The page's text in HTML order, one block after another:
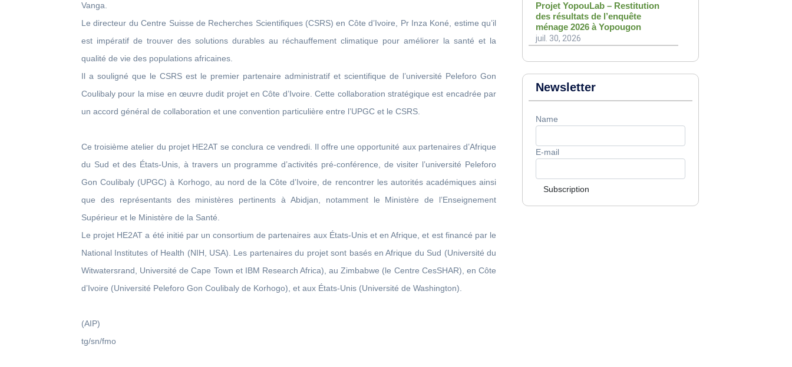
Vanga.
Le directeur du Centre Suisse de Recherches Scientifiques (CSRS) en Côte d’Ivoire, Pr Inza Koné, estime qu’il
est impératif de trouver des solutions durables au réchauffement climatique pour améliorer la santé et la
qualité de vie des populations africaines.
Il a souligné que le CSRS est le premier partenaire administratif et scientifique de l’université Peleforo Gon
Coulibaly pour la mise en œuvre dudit projet en Côte d’Ivoire. Cette collaboration stratégique est encadrée par
un accord général de collaboration et une convention particulière entre l’UPGC et le CSRS.
Ce troisième atelier du projet HE2AT se conclura ce vendredi. Il offre une opportunité aux partenaires d’Afrique
du Sud et des États-Unis, à travers un programme d’activités pré-conférence, de visiter l’université Peleforo
Gon Coulibaly (UPGC) à Korhogo, au nord de la Côte d’Ivoire, de rencontrer les autorités académiques ainsi
que des représentants des ministères pertinents à Abidjan, notamment le Ministère de l’Enseignement
Supérieur et le Ministère de la Santé.
Le projet HE2AT a été initié par un consortium de partenaires aux États-Unis et en Afrique, et est financé par le
National Institutes of Health (NIH, USA). Les partenaires du projet sont basés en Afrique du Sud (Université du
Witwatersrand, Université de Cape Town et IBM Research Africa), au Zimbabwe (le Centre CesSHAR), en Côte
d’Ivoire (Université Peleforo Gon Coulibaly de Korhogo), et aux États-Unis (Université de Washington).
(AIP)
tg/sn/fmo
Projet YopouLab – Restitution
des résultats de l’enquête
ménage 2026 à Yopougon
juil. 30, 2026
Newsletter
Name
E-mail
Subscription